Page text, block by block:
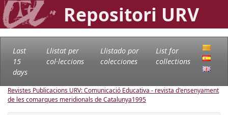
Repositori URV
Last
15
days
Llistat per
col·leccions
Llistado por
colecciones
List for
collections
Revistes Publicacions URV: Comunicació Educativa - revista d'ensenyament
de les comarques meridionals de Catalunya1995